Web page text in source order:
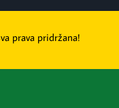
prava pridržana!